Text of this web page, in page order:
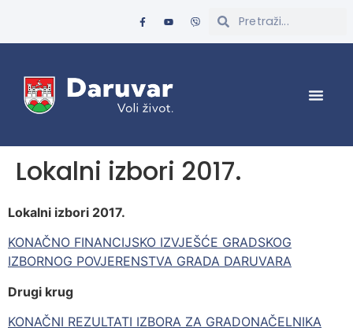
Lokalni izbori 2017.
Lokalni izbori 2017.
KONAČNO FINANCIJSKO IZVJEŠĆE GRADSKOG
IZBORNOG POVJERENSTVA GRADA DARUVARA
Drugi krug
KONAČNI REZULTATI IZBORA ZA GRADONAČELNIKA